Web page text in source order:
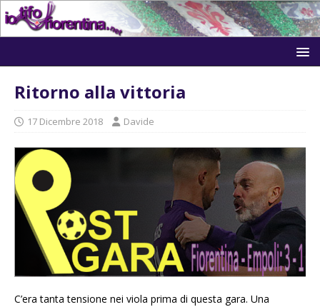
Ritorno alla vittoria
17 Dicembre 2018 Davide
C’era tanta tensione nei viola prima di questa gara. Una